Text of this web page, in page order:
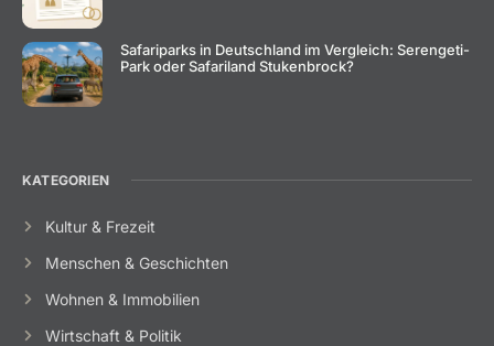
Safariparks in Deutschland im Vergleich: Serengeti-
Park oder Safariland Stukenbrock?
KATEGORIEN
Kultur & Frezeit
Menschen & Geschichten
Wohnen & Immobilien
Wirtschaft & Politik